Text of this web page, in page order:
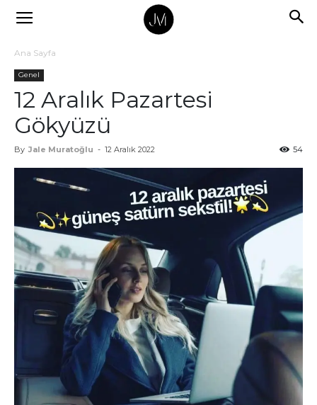
Ana Sayfa
Genel
12 Aralık Pazartesi
Gökyüzü
By Jale Muratoğlu - 12 Aralık 2022 54